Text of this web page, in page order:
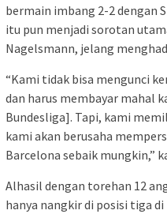
bermain imbang 2-2 dengan
itu pun menjadi sorotan
Nagelsmann, jelang
“Kami tidak bisa mengunci
dan harus membayar mahal
Bundesliga]. Tapi, kami
kami akan berusaha
Barcelona sebaik mungkin,”
Alhasil dengan torehan 12
hanya nangkir di posisi tiga